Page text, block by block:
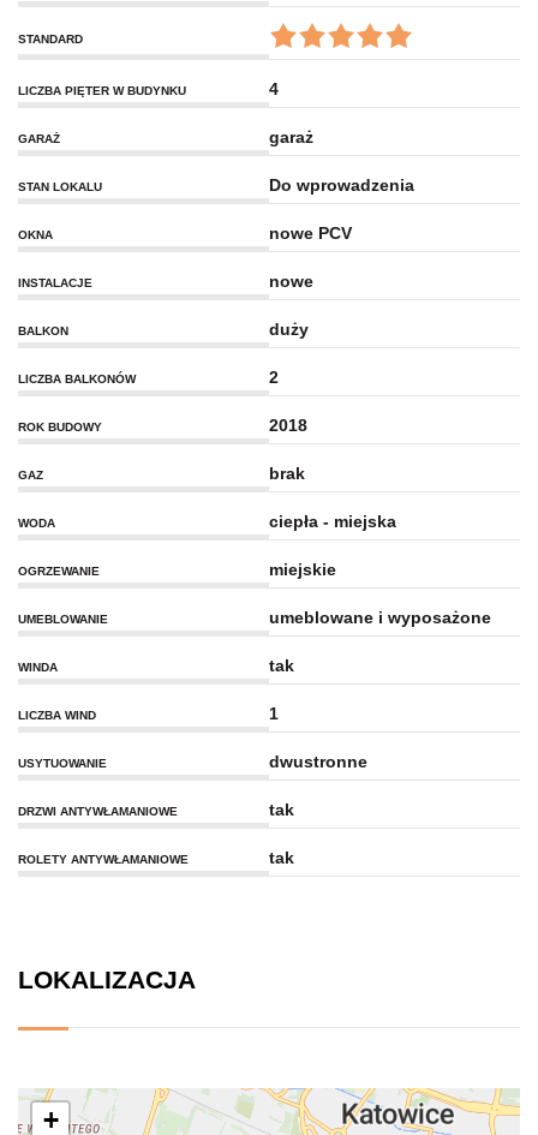
STANDARD
LICZBA PIĘTER W BUDYNKU 4
GARAŻ garaż
STAN LOKALU Do wprowadzenia
OKNA nowe PCV
INSTALACJE nowe
BALKON duży
LICZBA BALKONÓW 2
ROK BUDOWY 2018
GAZ brak
WODA ciepła - miejska
OGRZEWANIE miejskie
UMEBLOWANIE umeblowane i wyposażone
WINDA tak
LICZBA WIND 1
USYTUOWANIE dwustronne
DRZWI ANTYWŁAMANIOWE tak
ROLETY ANTYWŁAMANIOWE tak
LOKALIZACJA
+